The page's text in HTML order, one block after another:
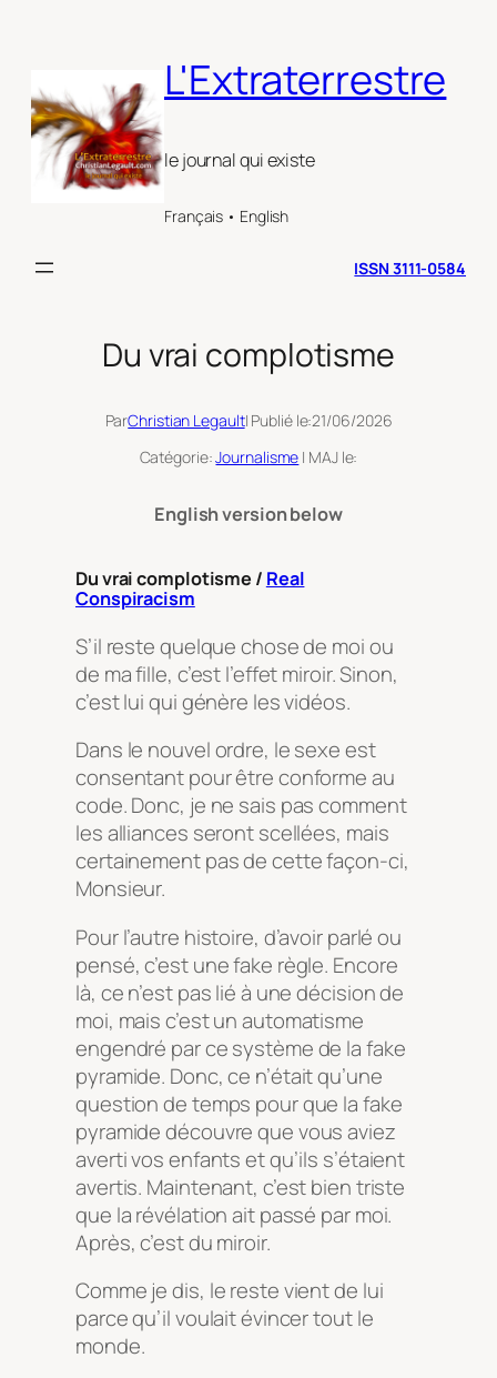
L'Extraterrestre
le journal qui existe
Français • English
ISSN 3111-0584
Du vrai complotisme
ParChristian Legault| Publié le:21/06/2026
Catégorie:Journalisme | MAJ le:
English version below
Du vrai complotisme / Real
Conspiracism
S’il reste quelque chose de moi ou
de ma fille, c’est l’effet miroir. Sinon,
c’est lui qui génère les vidéos.
Dans le nouvel ordre, le sexe est
consentant pour être conforme au
code. Donc, je ne sais pas comment
les alliances seront scellées, mais
certainement pas de cette façon-ci,
Monsieur.
Pour l’autre histoire, d’avoir parlé ou
pensé, c’est une fake règle. Encore
là, ce n’est pas lié à une décision de
moi, mais c’est un automatisme
engendré par ce système de la fake
pyramide. Donc, ce n’était qu’une
question de temps pour que la fake
pyramide découvre que vous aviez
averti vos enfants et qu’ils s’étaient
avertis. Maintenant, c’est bien triste
que la révélation ait passé par moi.
Après, c’est du miroir.
Comme je dis, le reste vient de lui
parce qu’il voulait évincer tout le
monde.